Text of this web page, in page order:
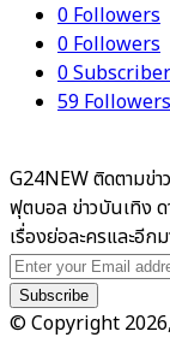
0Followers
0Followers
0
59Followers
G24NEW ติดตามข่
ฟุตบอล ข่าวบันเทิง
เรื่องย่อละครและอี
Enter
your
Email
© Copyright